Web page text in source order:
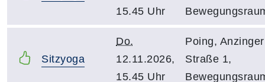
15.45 Uhr
Sitzyoga
Do.
12.11.2026,
15.45 Uhr
Poing, Anzinger
Straße 1,